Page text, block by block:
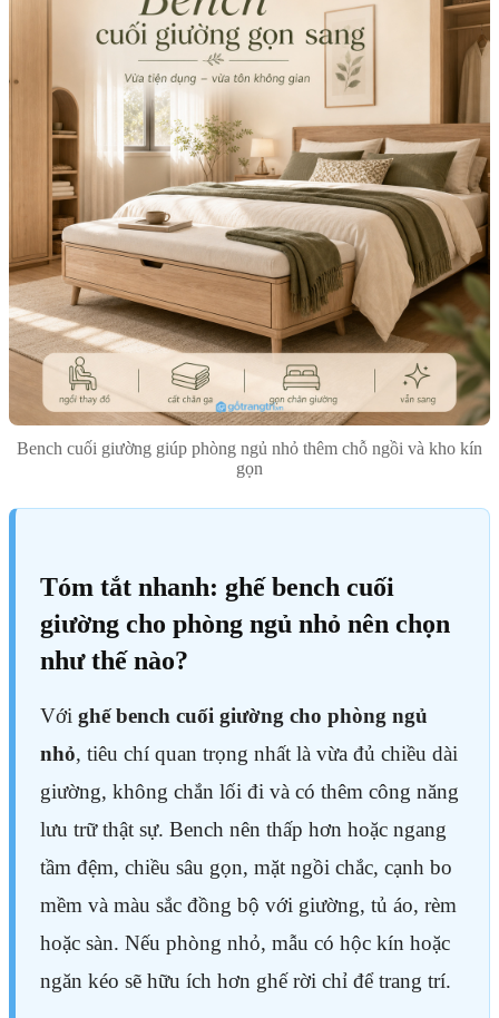
Bench cuối giường giúp phòng ngủ nhỏ thêm chỗ ngồi và kho kín
gọn
Tóm tắt nhanh: ghế bench cuối
giường cho phòng ngủ nhỏ nên chọn
như thế nào?
Với ghế bench cuối giường cho phòng ngủ
nhỏ, tiêu chí quan trọng nhất là vừa đủ chiều dài
giường, không chắn lối đi và có thêm công năng
lưu trữ thật sự. Bench nên thấp hơn hoặc ngang
tầm đệm, chiều sâu gọn, mặt ngồi chắc, cạnh bo
mềm và màu sắc đồng bộ với giường, tủ áo, rèm
hoặc sàn. Nếu phòng nhỏ, mẫu có hộc kín hoặc
ngăn kéo sẽ hữu ích hơn ghế rời chỉ để trang trí.